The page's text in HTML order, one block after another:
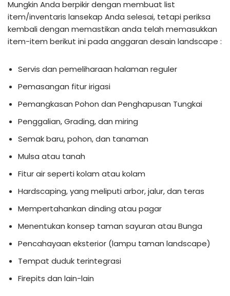
Mungkin Anda berpikir dengan membuat list
item/inventaris lansekap Anda selesai, tetapi periksa
kembali dengan memastikan anda telah memasukkan
item-item berikut ini pada anggaran desain landscape :
Servis dan pemeliharaan halaman reguler
Pemasangan fitur irigasi
Pemangkasan Pohon dan Penghapusan Tungkai
Penggalian, Grading, dan miring
Semak baru, pohon, dan tanaman
Mulsa atau tanah
Fitur air seperti kolam atau kolam
Hardscaping, yang meliputi arbor, jalur, dan teras
Mempertahankan dinding atau pagar
Menentukan konsep taman sayuran atau Bunga
Pencahayaan eksterior (lampu taman landscape)
Tempat duduk terintegrasi
Firepits dan lain-lain